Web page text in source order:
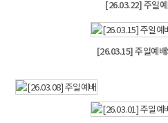
[26.03.22] 주일
[26.03.15] 주일예